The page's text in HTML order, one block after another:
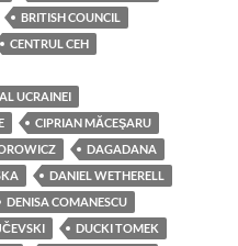
BRITISH COUNCIL
CENTRUL CEH
UCRAINEI
CIPRIAN MĂCEŞARU
DAGADANA
DANIEL WETHERELL
DENISA COMANESCU
DUCKI TOMEK